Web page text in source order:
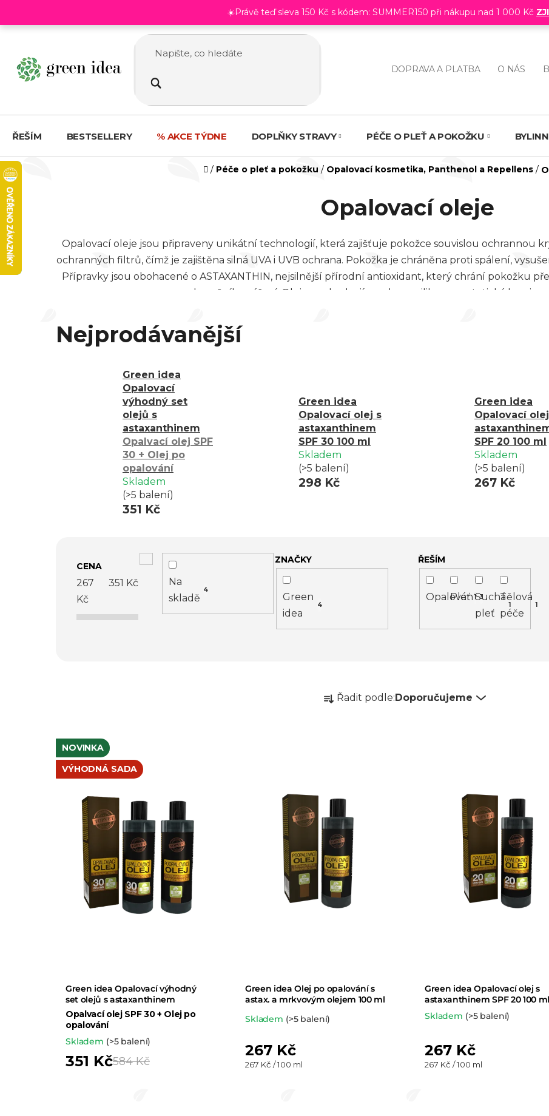
☀️Právě teď sleva 150 Kč s kódem: SUMMER150 při nákupu nad 1 000 Kč
DOPRAVA A PLATBA O NÁS
ŘEŠÍM BESTSELLERY % AKCE TÝDNE DOPLŇKY STRAVY PÉČE O PLEŤ A POKOŽKU
Domů
/ Péče o pleť a pokožku / Opalovací kosmetika, Panthenol a Repellens /
Opalovací oleje
Opalovací oleje jsou připraveny unikátní technologií, která zajišťuje pokožce souvislou ochrannou
ochranných filtrů, čímž je zajištěna silná UVA i UVB ochrana. Pokožka je chráněna proti spálení,
Přípravky jsou obohacené o ASTAXANTHIN, nejsilnější přírodní antioxidant, který chrání pokožku
slunečního záření. Oleje neobsahují parabeny, silikony, syntetická barviva
Nejprodávanější
Green idea
Opalovací
výhodný set
olejů s
astaxanthinem
Opalvací olej SPF
30 + Olej po
opalování
Skladem
(>5 balení)
351 Kč
Green idea
Opalovací olej s
astaxanthinem
SPF 30 100 ml
Skladem
(>5 balení)
298 Kč
Green idea
Opalovací
SPF 20 100 ml
Skladem
(>5 balení)
267 Kč
Ř
n
í
p
r
o
k
t
Řadit podle: Doporučujeme
CENA
267
Kč
351 Kč
Na
skladě
4
ZNAČKY
Green
idea
4
ŘEŠÍM
Opalování 3
Pleť 1Suchá
pleť
1
Tělová
péče
1
o
d
u
NOVINKA
VÝHODNÁ SADA
Green idea Opalovací výhodný
set olejů s astaxanthinem
Opalvací olej SPF 30 + Olej po
opalování
Skladem (>5 balení)
351 Kč584 Kč
Green idea Olej po opalování s
astax. a mrkvovým olejem 100 ml
Průměrné
produktu
je
Skladem (>5 balení)
267 Kč
Měrná
267 Kč / 100 ml
Green idea Opalovací olej s
astaxanthinem SPF 20 100 ml
Skladem (>5 balení)
267 Kč
Měrná
267 Kč / 100 ml